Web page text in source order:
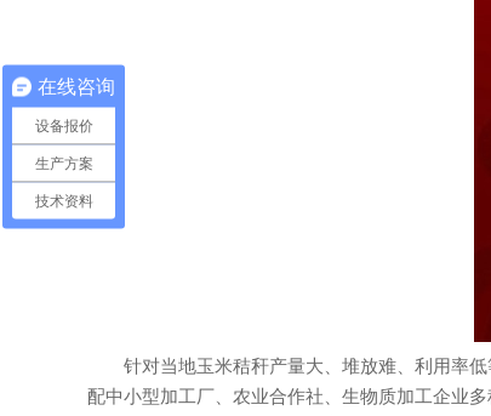
针对当地玉米秸秆产量大、堆放难、利用率低
配中小型加工厂、农业合作社、生物质加工企业多
在线咨询
设备报价
生产方案
技术资料